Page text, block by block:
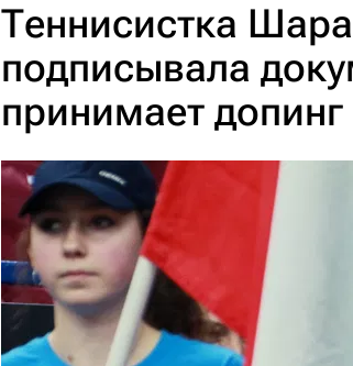
Теннисистка
подписывала
принимает